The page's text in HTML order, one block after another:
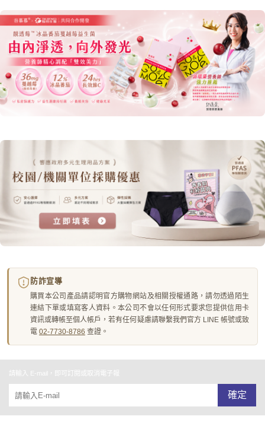
防詐宣導
購買本公司產品請認明官方購物網站及相關授權通路，請勿透過陌生
連結下單或填寫客人資料。本公司不會以任何形式要求您提供信用卡
資訊或轉帳至個人帳戶，若有任何疑慮請聯繫我們官方 LINE 帳號或致
電 02-7730-8786 查證。
請輸入 E-mail，即可訂閱或取消電子報
確定